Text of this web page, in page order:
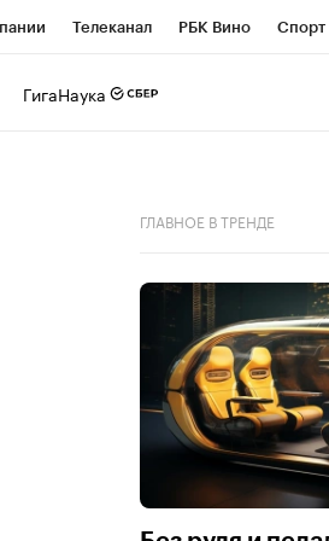
Телеканал РБК Вино Спорт
ГигаНаука
ГЛАВНОЕ В ТРЕНДЕ